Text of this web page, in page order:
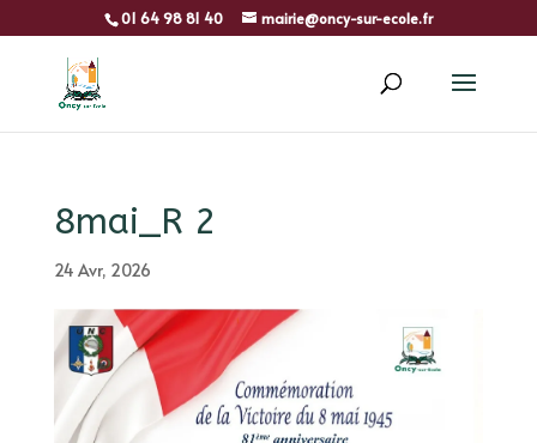
01 64 98 81 40 mairie@oncy-sur-ecole.fr
8mai_R 2
24 Avr, 2026